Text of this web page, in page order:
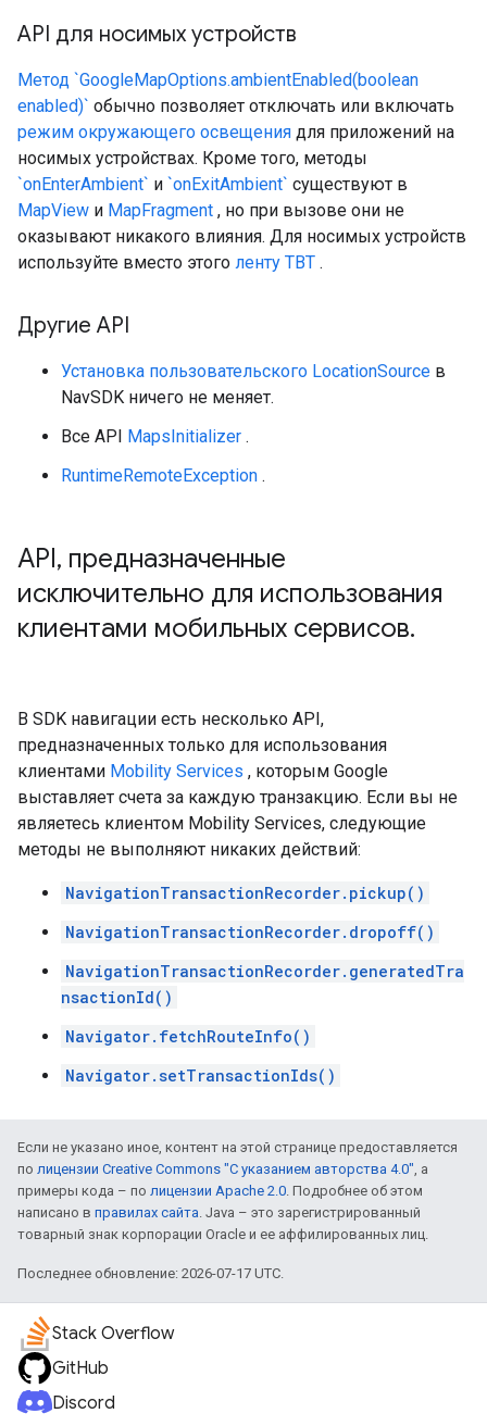
API для носимых устройств
Метод `GoogleMapOptions.ambientEnabled(boolean
enabled)` обычно позволяет отключать или включать
режим окружающего освещения для приложений на
носимых устройствах. Кроме того, методы
`onEnterAmbient` и `onExitAmbient` существуют в
MapView и MapFragment , но при вызове они не
оказывают никакого влияния. Для носимых устройств
используйте вместо этого ленту TBT .
Другие API
Установка пользовательского LocationSource в
NavSDK ничего не меняет.
Все API MapsInitializer .
RuntimeRemoteException .
API, предназначенные
исключительно для использования
клиентами мобильных сервисов.
В SDK навигации есть несколько API,
предназначенных только для использования
клиентами Mobility Services , которым Google
выставляет счета за каждую транзакцию. Если вы не
являетесь клиентом Mobility Services, следующие
методы не выполняют никаких действий:
NavigationTransactionRecorder.pickup()
NavigationTransactionRecorder.dropoff()
NavigationTransactionRecorder.generatedTra
nsactionId()
Navigator.fetchRouteInfo()
Navigator.setTransactionIds()
Если не указано иное, контент на этой странице предоставляется
по лицензии Creative Commons "С указанием авторства 4.0", а
примеры кода – по лицензии Apache 2.0. Подробнее об этом
написано в правилах сайта. Java – это зарегистрированный
товарный знак корпорации Oracle и ее аффилированных лиц.
Последнее обновление: 2026-07-17 UTC.
Stack Overflow
GitHub
Discord